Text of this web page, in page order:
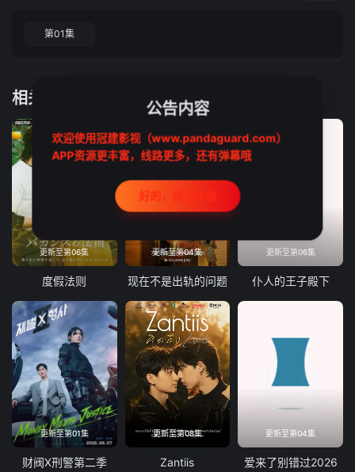
第01集
相关推荐
更新至第06集
度假法则
更新至第04集
现在不是出轨的问题
更新至第06集
仆人的王子殿下
更新至第01集
财阀X刑警第二季
更新至第08集
Zantiis
更新至第04集
爱来了别错过2026
公告内容
欢迎使用冠建影视（www.pandaguard.com）
APP资源更丰富，线路更多，还有弹幕哦
好的，我记住啦